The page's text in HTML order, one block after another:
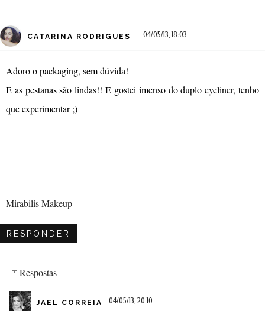
CATARINA RODRIGUES 04/05/13, 18:03
Adoro o packaging, sem dúvida!
E as pestanas são lindas!! E gostei imenso do duplo eyeliner, tenho
que experimentar ;)
Mirabilis Makeup
RESPONDER
Respostas
JAEL CORREIA 04/05/13, 20:10